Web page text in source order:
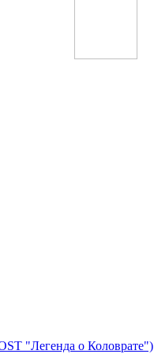
"Легенда о Коловрате")